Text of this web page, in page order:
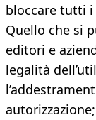
bloccare tutti
Quello che si
editori e
legalità